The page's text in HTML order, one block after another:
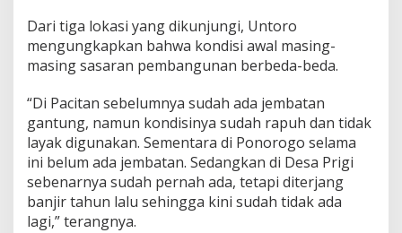
Dari tiga lokasi yang dikunjungi, Untoro
mengungkapkan bahwa kondisi awal masing-
masing sasaran pembangunan berbeda-beda.
“Di Pacitan sebelumnya sudah ada jembatan
gantung, namun kondisinya sudah rapuh dan tidak
layak digunakan. Sementara di Ponorogo selama
ini belum ada jembatan. Sedangkan di Desa Prigi
sebenarnya sudah pernah ada, tetapi diterjang
banjir tahun lalu sehingga kini sudah tidak ada
lagi,” terangnya.